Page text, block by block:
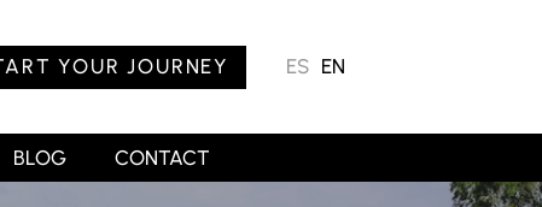
YOUR JOURNEY EN
ES
BLOG CONTACT